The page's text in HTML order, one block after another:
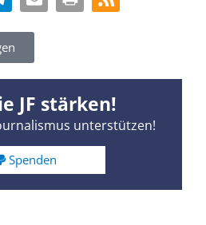
JF stärken!
unterstützen!
Spenden